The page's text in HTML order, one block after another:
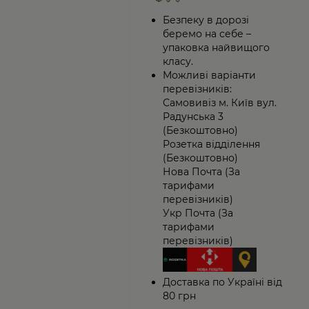
Безпеку в дорозі
беремо на себе –
упаковка найвищого
класу.
Можливі варіанти
перевізників:
Самовивіз м. Київ вул.
Радунська 3
(Безкоштовно)
Розетка відділення
(Безкоштовно)
Нова Почта (За
тарифами
перевізників)
Укр Почта (За
тарифами
перевізників)
Доставка по Україні від
80 грн